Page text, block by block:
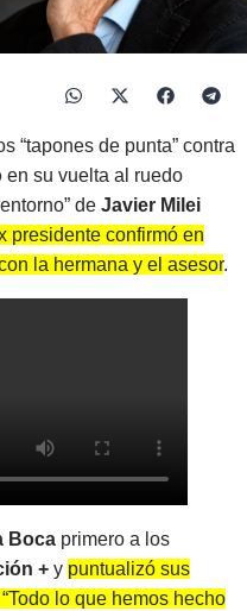
“tapones de punta” contra
en su vuelta al ruedo
de Javier Milei
presidente confirmó en
la hermana y el asesor.
Boca primero a los
+ y puntualizó sus
“Todo lo que hemos hecho